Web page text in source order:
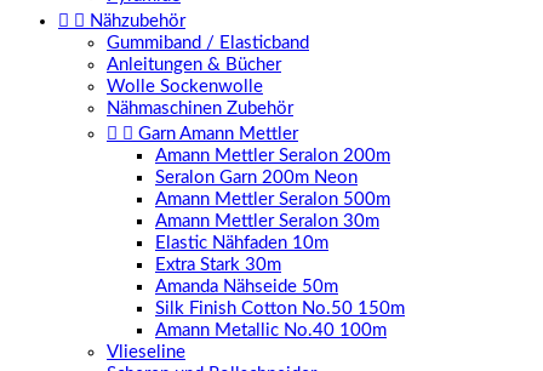
  Nähzubehör
Gummiband / Elasticband
Anleitungen & Bücher
Wolle Sockenwolle
Nähmaschinen Zubehör
  Garn Amann Mettler
Amann Mettler Seralon 200m
Seralon Garn 200m Neon
Amann Mettler Seralon 500m
Amann Mettler Seralon 30m
Elastic Nähfaden 10m
Extra Stark 30m
Amanda Nähseide 50m
Silk Finish Cotton No.50 150m
Amann Metallic No.40 100m
Vlieseline